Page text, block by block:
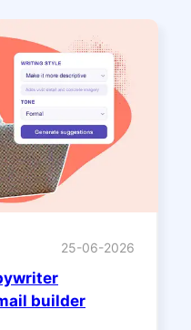
25-06-2026
builder